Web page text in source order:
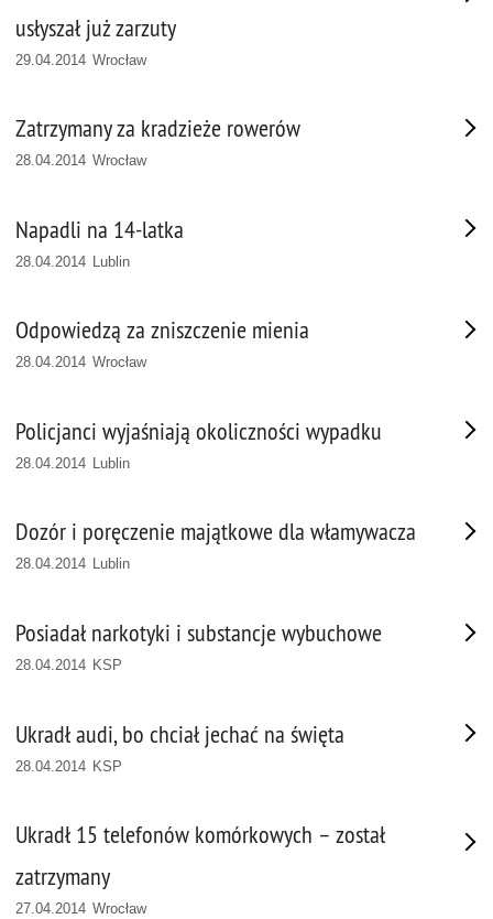
usłyszał już zarzuty
29.04.2014 Wrocław
Zatrzymany za kradzieże rowerów
28.04.2014 Wrocław
Napadli na 14-latka
28.04.2014 Lublin
Odpowiedzą za zniszczenie mienia
28.04.2014 Wrocław
Policjanci wyjaśniają okoliczności wypadku
28.04.2014 Lublin
Dozór i poręczenie majątkowe dla włamywacza
28.04.2014 Lublin
Posiadał narkotyki i substancje wybuchowe
28.04.2014 KSP
Ukradł audi, bo chciał jechać na święta
28.04.2014 KSP
Ukradł 15 telefonów komórkowych – został
zatrzymany
27.04.2014 Wrocław